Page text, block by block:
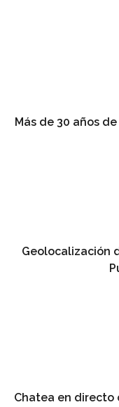
Más de 30 años
Geolocalización
Chatea en directo